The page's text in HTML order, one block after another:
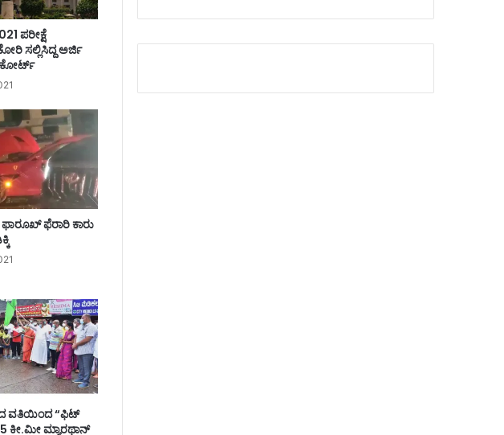
ಪರೀಕ್ಷೆ
ಸಲ್ಲಿಸಿದ್ದ ಅರ್ಜಿ
ಫೆರಾರಿ ಕಾರು
ವತಿಯಿಂದ “ಫಿಟ್
ಮ್ಯಾರಥಾನ್